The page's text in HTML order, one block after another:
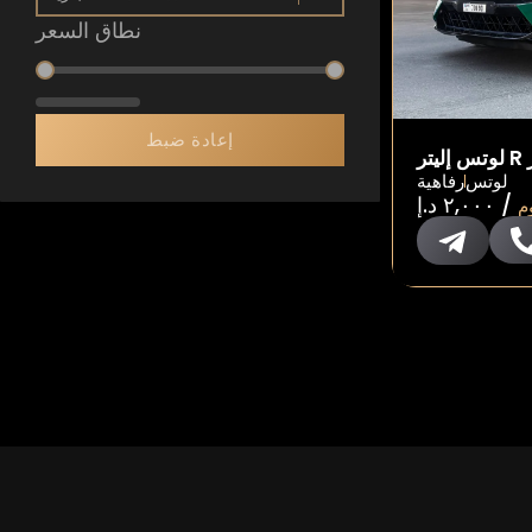
نطاق السعر
نطاق السعر
إعادة ضبط
رفاهيةلوتس
٢,٠٠٠ د.إ /